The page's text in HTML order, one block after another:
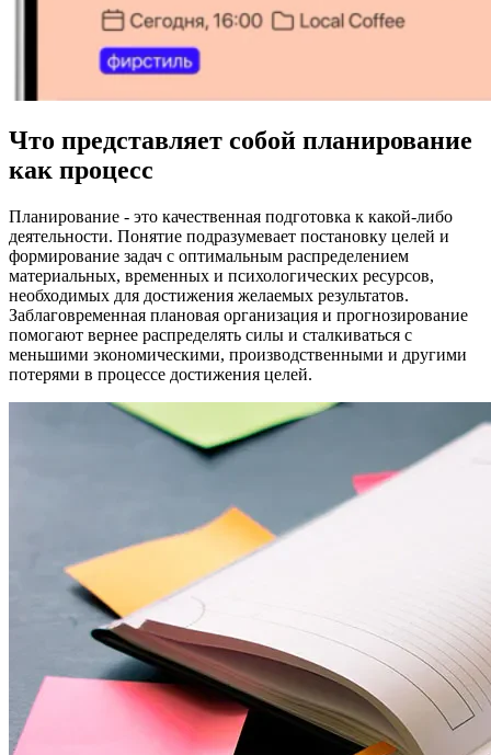
Что представляет собой планирование
как процесс
Планирование - это качественная подготовка к какой-либо
деятельности. Понятие подразумевает постановку целей и
формирование задач с оптимальным распределением
материальных, временных и психологических ресурсов,
необходимых для достижения желаемых результатов.
Заблаговременная плановая организация и прогнозирование
помогают вернее распределять силы и сталкиваться с
меньшими экономическими, производственными и другими
потерями в процессе достижения целей.